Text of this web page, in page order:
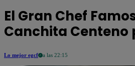
El Gran Chef
Canchita Centeno
Lo mejor egcf a las 22:15